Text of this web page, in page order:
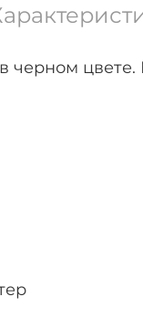
черном